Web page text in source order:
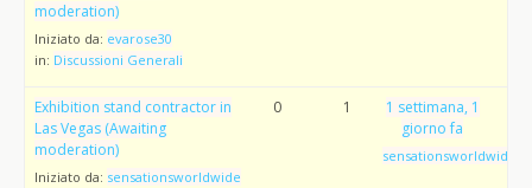
moderation)
Iniziato da: evarose30
in: Discussioni Generali
Exhibition stand contractor in
Las Vegas (Awaiting
moderation)
Iniziato da: sensationsworldwide
0 1
1 settimana, 1
giorno fa
sensationsworldwide